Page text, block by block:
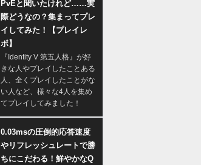
PvEと聞いたけれど……実
際どうなの？集まってプレ
イしてみた！【プレイレ
ポ】
『Identity V 第五人格』が好
きな人やプレイしたことある
人、全くプレイしたことがな
い人など、様々な4人を集め
てプレイしてみました！
0.03msの圧倒的応答速度
やリフレッシュレートで勝
ちにこだわる！鮮やかなQ